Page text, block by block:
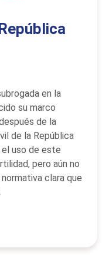
en la
su marco
de la
de la República
el uso de este
pero aún no
clara que